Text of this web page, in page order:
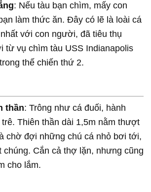
: Nếu tàu bạn chìm, mấy con
làm thức ăn. Đây có lẽ là loài cá
với con người, đã tiêu thụ
từ vụ chìm tàu USS Indianapolis
thế chiến thứ 2.
thần: Trông như cá đuối, hành
Thiên thần dài 1,5m nằm thượt
chờ đợi những chú cá nhỏ bơi tới,
chúng. Cắn cả thợ lặn, nhưng cũng
cho lắm.